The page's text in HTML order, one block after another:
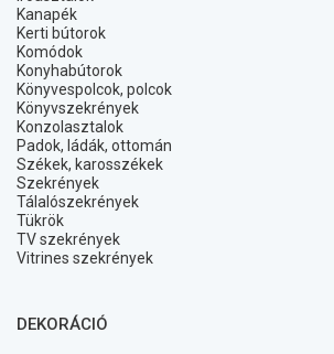
Kanapék
Kerti bútorok
Komódok
Konyhabútorok
Könyvespolcok, polcok
Könyvszekrények
Konzolasztalok
Padok, ládák, ottomán
Székek, karosszékek
Szekrények
Tálalószekrények
Tükrök
TV szekrények
Vitrines szekrények
DEKORÁCIÓ